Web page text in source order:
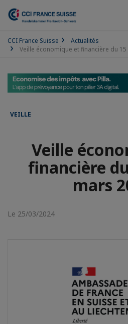
CCI France Suisse
Actualités
Veille économique et financière du
VEILLE
Veille
financière
mars
Le 25/03/2024